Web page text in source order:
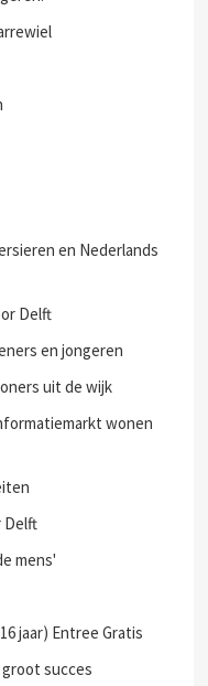
en Nederlands
Delft
en jongeren
uit de wijk
wonen
Delft
mens'
jaar) Entree Gratis
succes